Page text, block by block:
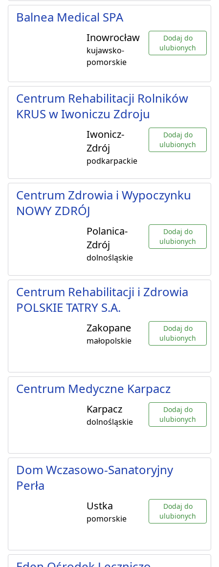
Balnea Medical SPA
Inowrocław
kujawsko-
pomorskie
Dodaj do
ulubionych
Centrum Rehabilitacji Rolników
KRUS w Iwoniczu Zdroju
Iwonicz-
Zdrój
podkarpackie
Dodaj do
ulubionych
Centrum Zdrowia i Wypoczynku
NOWY ZDRÓJ
Polanica-
Zdrój
dolnośląskie
Dodaj do
ulubionych
Centrum Rehabilitacji i Zdrowia
POLSKIE TATRY S.A.
Zakopane
małopolskie
Dodaj do
ulubionych
Centrum Medyczne Karpacz
Karpacz
dolnośląskie
Dodaj do
ulubionych
Dom Wczasowo-Sanatoryjny
Perła
Ustka
pomorskie
Dodaj do
ulubionych